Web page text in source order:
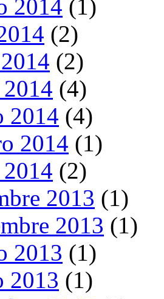
2014 (1)
(2)
(2)
(4)
2014 (4)
2014 (1)
(2)
2013 (1)
2013 (1)
2013 (1)
2013 (1)